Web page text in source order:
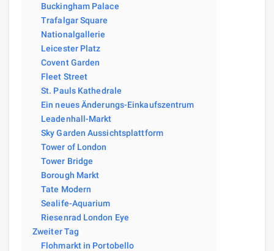
Buckingham Palace
Trafalgar Square
Nationalgallerie
Leicester Platz
Covent Garden
Fleet Street
St. Pauls Kathedrale
Ein neues Änderungs-Einkaufszentrum
Leadenhall-Markt
Sky Garden Aussichtsplattform
Tower of London
Tower Bridge
Borough Markt
Tate Modern
Sealife-Aquarium
Riesenrad London Eye
Zweiter Tag
Flohmarkt in Portobello